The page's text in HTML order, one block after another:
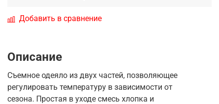
Добавить в сравнение
Описание
Съемное одеяло из двух частей, позволяющее
регулировать температуру в зависимости от
сезона. Простая в уходе смесь хлопка и